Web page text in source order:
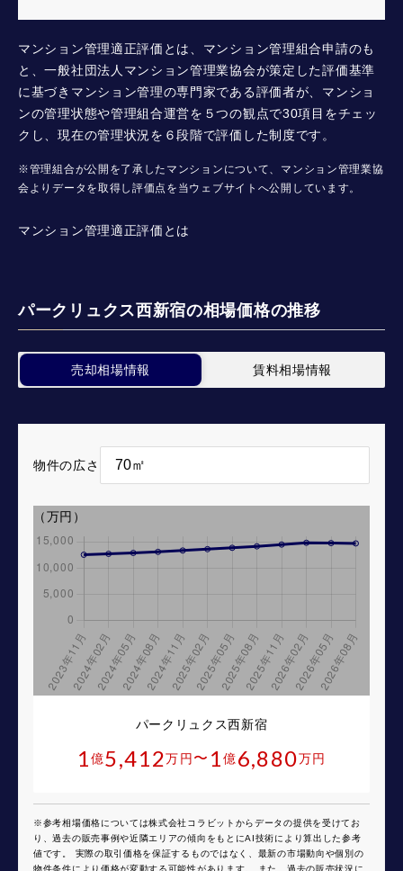
マンション管理適正評価とは、マンション管理組合申請のも
と、一般社団法人マンション管理業協会が策定した評価基準
に基づきマンション管理の専門家である評価者が、マンショ
ンの管理状態や管理組合運営を５つの観点で30項目をチェッ
クし、現在の管理状況を６段階で評価した制度です。
※管理組合が公開を了承したマンションについて、マンション管理業協
会よりデータを取得し評価点を当ウェブサイトへ公開しています。
マンション管理適正評価とは
パークリュクス西新宿の相場価格の推移
売却相場情報 賃料相場情報
物件の広さ
パークリュクス西新宿
1億5,412万円 〜 1億6,880万円
※参考相場価格については株式会社コラビットからデータの提供を受けてお
り、過去の販売事例や近隣エリアの傾向をもとにAI技術により算出した参考
値です。 実際の取引価格を保証するものではなく、最新の市場動向や個別の
物件条件により価格が変動する可能性があります。 また、過去の販売状況に
（万円）